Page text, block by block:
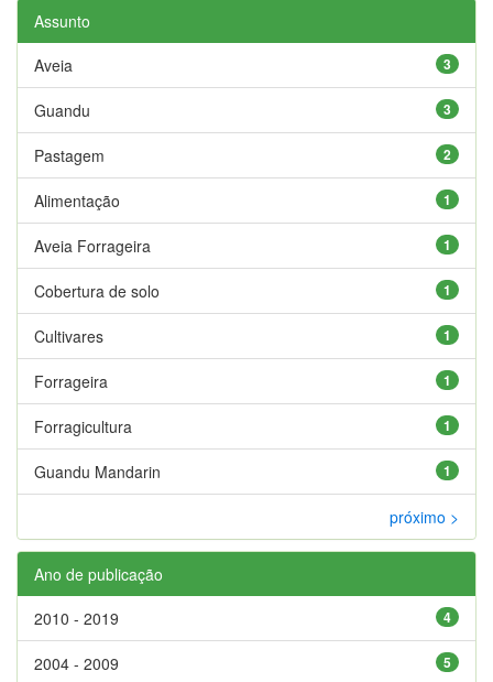
Assunto
3
Aveia
3
Guandu
2
Pastagem
1
Alimentação
1
Aveia Forrageira
1
Cobertura de solo
1
Cultivares
1
Forrageira
1
Forragicultura
1
Guandu Mandarin
próximo >
Ano de publicação
4
2010 - 2019
5
2004 - 2009